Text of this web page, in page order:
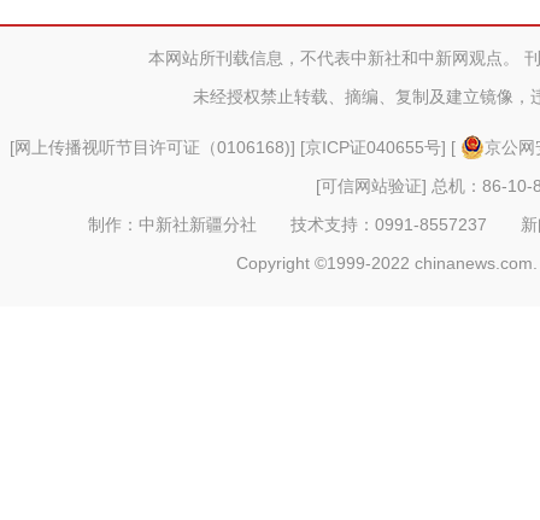
增收本网站所刊载信息，不代表中新社和中新网观点。
未经授权禁止转载、摘编、复制及建立镜像，
[网上传播视听节目许可证（0106168)] [京ICP证040655号] [
京公
[可信网站验证] 总机：86-10-
制作：中新社新疆分社 技术支持：0991-8557237
Copyright ©1999-2022